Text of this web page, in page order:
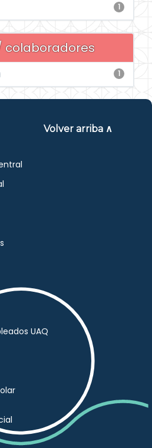
1
colaboradores
1
Volver arriba ∧
UAQ